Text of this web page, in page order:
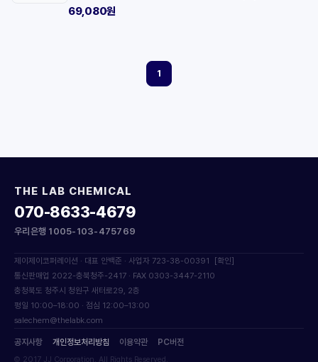
69,080원
1
THE LAB CHEMICAL
070-8633-4679
우리은행 1005-103-475769
제이제이코퍼레이션 · 대표 안백준 · 사업자 723-38-00391
[확인]
통신판매업 2022-충북청주-2417 · FAX 0303-3447-2110
충청북도 청주시 청원구 새터로29, 2층
평일 10:00–18:00 · 점심 12:00–13:00
salechem@thelabk.com
공지사항 개인정보처리방침 이용약관 PC버전
© 2017 JJ Corporation. All Rights Reserved.